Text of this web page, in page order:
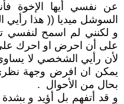
عن نفسي أيها الإخوة
السوشل ميديا (( هذا
و لكنني لم اسمح
على أن احرض او احرك على
لأن رأيي الشخصي لا
يمكن ان افرض وجهة
بحال من الأحوال .
و قد أتفهم بل أؤيد و